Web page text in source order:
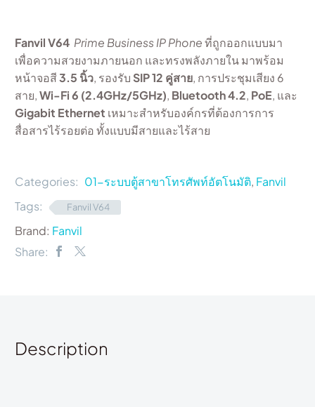
Fanvil V64 Prime Business IP Phoneที่ถูกออกแบบมา
เพื่อความสวยงามภายนอก และทรงพลังภายใน มาพร้อม
หน้าจอสี3.5 นิ้ว, รองรับ SIP 12 คู่สาย, การประชุมเสียง 6
สาย,Wi-Fi 6 (2.4GHz/5GHz), Bluetooth 4.2, PoE, และ
Gigabit Ethernet เหมาะสำหรับองค์กรที่ต้องการการ
สื่อสารไร้รอยต่อ ทั้งแบบมีสายและไร้สาย
Categories: 01-ระบบตู้สาขาโทรศัพท์อัตโนมัติ, Fanvil
Tags:
Fanvil V64
Brand: Fanvil
Share:
Description